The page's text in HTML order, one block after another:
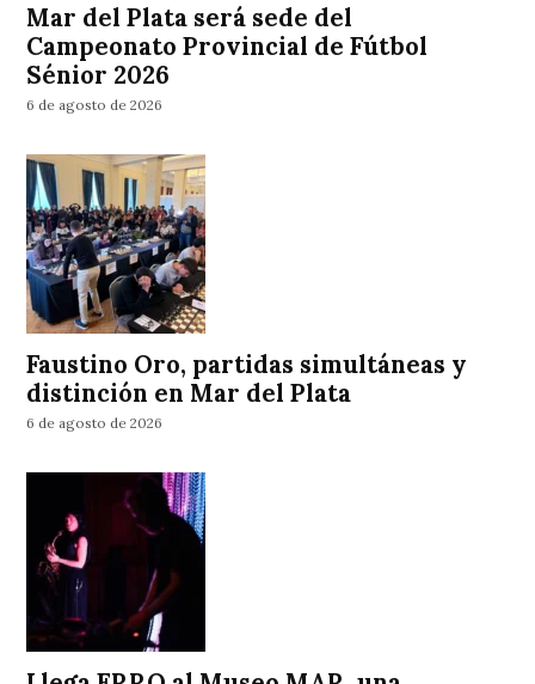
Mar del Plata será sede del
Campeonato Provincial de Fútbol
Sénior 2026
6 de agosto de 2026
Faustino Oro, partidas simultáneas y
distinción en Mar del Plata
6 de agosto de 2026